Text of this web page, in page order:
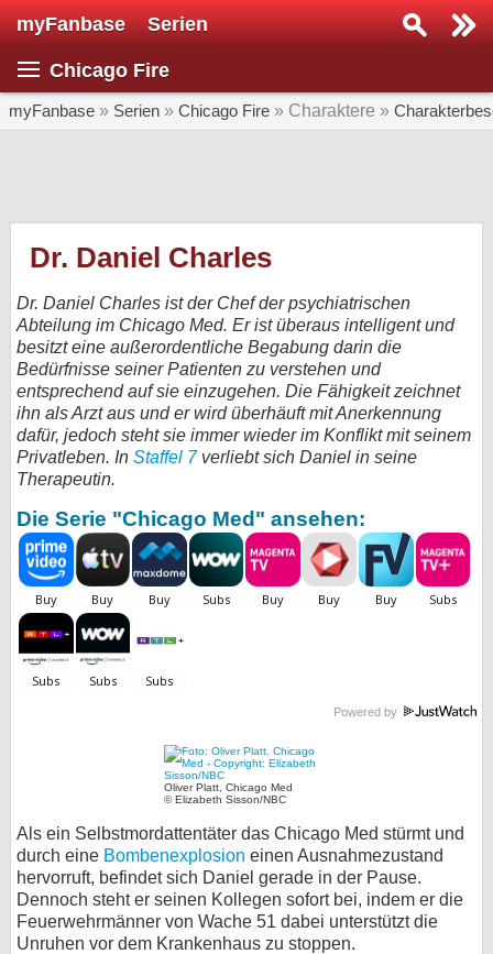
myFanbase Serien
Chicago Fire
myFanbase » Serien » Chicago Fire » Charaktere »
Dr. Daniel Charles
Dr. Daniel Charles ist der Chef der psychiatrischen
Abteilung im Chicago Med. Er ist überaus intelligent und
besitzt eine außerordentliche Begabung darin die
Bedürfnisse seiner Patienten zu verstehen und
entsprechend auf sie einzugehen. Die Fähigkeit zeichnet
ihn als Arzt aus und er wird überhäuft mit Anerkennung
dafür, jedoch steht sie immer wieder im Konflikt mit seinem
Privatleben. In Staffel 7verliebt sich Daniel in seine
Therapeutin.
Die Serie "Chicago Med" ansehen:
Powered by
Oliver Platt, Chicago Med
© Elizabeth Sisson/NBC
Als ein Selbstmordattentäter das Chicago Med stürmt und
durch eine Bombenexplosion einen Ausnahmezustand
hervorruft, befindet sich Daniel gerade in der Pause.
Dennoch steht er seinen Kollegen sofort bei, indem er die
Feuerwehrmänner von Wache 51 dabei unterstützt die
Unruhen vor dem Krankenhaus zu stoppen.
Serie suchen...
SERIEN
KULTUR
Specials
SERVICE
Gewinnspiele
bei X
bei Facebook
Cookie-Einstellungen
Impressum
Desktop-Ansicht
myFanbase